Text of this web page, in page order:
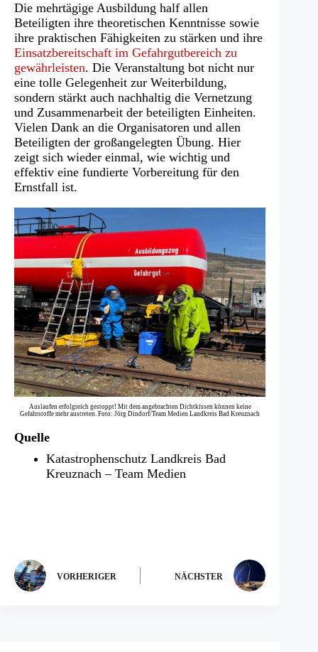
Die mehrtägige Ausbildung half allen
Beteiligten ihre theoretischen Kenntnisse sowie
ihre praktischen Fähigkeiten zu stärken und ihre
Einsatzbereitschaft im Gefahrgutbereich zu
gewährleisten. Die Veranstaltung bot nicht nur
eine tolle Gelegenheit zur Weiterbildung,
sondern stärkt auch nachhaltig die Vernetzung
und Zusammenarbeit der beteiligten Einheiten.
Vielen Dank an die Organisatoren und allen
Beteiligten der großangelegten Übung. Hier
zeigt sich wieder einmal, wie wichtig und
effektiv eine fundierte Vorbereitung für den
Ernstfall ist.
Auslaufen erfolgreich gestoppt! Mit dem angebrachten Dichtkissen können keine
Gefahrstoffe mehr austreten. Foto: Jörg Dindorf/Team Medien Landkreis Bad Kreuznach
Quelle
Katastrophenschutz Landkreis Bad
Kreuznach – Team Medien
VORHERIGER NÄCHSTER